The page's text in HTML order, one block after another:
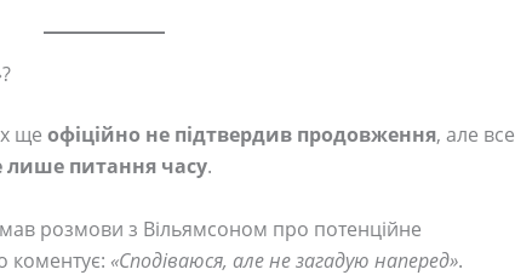
ще офіційно не підтвердив продовження, але все
лише питання часу.
розмови з Вільямсоном про потенційне
коментує: «Сподіваюся, але не загадую наперед».